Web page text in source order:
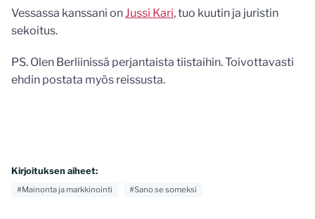
Vessassa kanssani onJussi Kari, tuo kuutin ja juristin
sekoitus.
PS. Olen Berliinissä perjantaista tiistaihin. Toivottavasti
ehdin postata myös reissusta.
Kirjoituksen aiheet:
#Mainonta ja markkinointi #Sano se someksi